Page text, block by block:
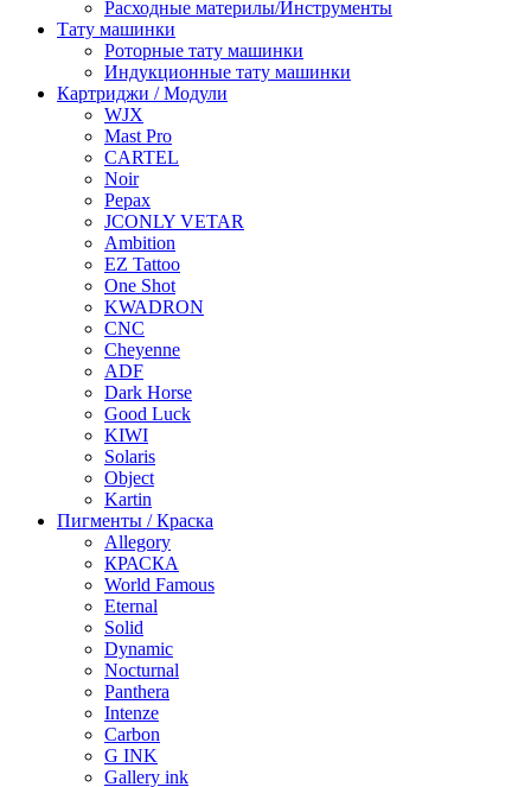
Расходные материлы/Инструменты
Тату машинки
Роторные тату машинки
Индукционные тату машинки
Картриджи / Модули
WJX
Mast Pro
CARTEL
Noir
Pepax
JCONLY VETAR
Ambition
EZ Tattoo
One Shot
KWADRON
CNC
Cheyenne
ADF
Dark Horse
Good Luck
KIWI
Solaris
Object
Kartin
Пигменты / Краска
Allegory
КРАСКА
World Famous
Eternal
Solid
Dynamic
Nocturnal
Panthera
Intenze
Carbon
G INK
Gallery ink